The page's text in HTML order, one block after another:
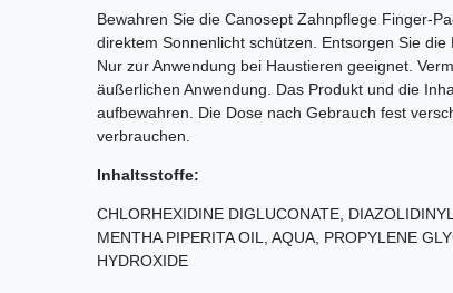
Bewahren Sie die Canosept Zahnpflege Finger-
direktem Sonnenlicht schützen. Entsorgen Sie
Nur zur Anwendung bei Haustieren geeignet.
äußerlichen Anwendung. Das Produkt und die
aufbewahren. Die Dose nach Gebrauch fest
verbrauchen.
Inhaltsstoffe:
CHLORHEXIDINE DIGLUCONATE,
MENTHA PIPERITA OIL, AQUA, PROPYLENE
HYDROXIDE